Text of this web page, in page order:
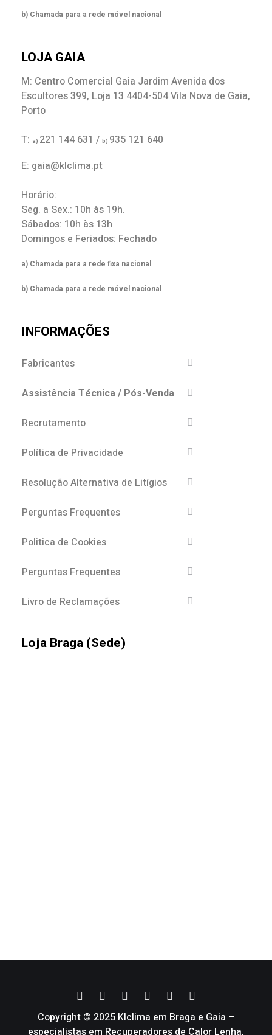
b) Chamada para a rede móvel nacional
LOJA GAIA
M: Centro Comercial Gaia Jardim Avenida dos
Escultores 399, Loja 13 4404-504 Vila Nova de Gaia,
Porto
T: a) 221 144 631 / b) 935 121 640
E: gaia@klclima.pt
Horário:
Seg. a Sex.: 10h às 19h.
Sábados: 10h às 13h
Domingos e Feriados: Fechado
a) Chamada para a rede fixa nacional
b) Chamada para a rede móvel nacional
INFORMAÇÕES
Fabricantes
Assistência Técnica / Pós-Venda
Recrutamento
Política de Privacidade
Resolução Alternativa de Litígios
Perguntas Frequentes
Politica de Cookies
Perguntas Frequentes
Livro de Reclamações
Loja Braga (Sede)
Copyright © 2025 Klclima em Braga e Gaia –
especialistas em Recuperadores de Calor Lenha,